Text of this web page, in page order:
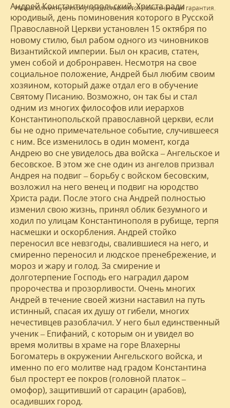
На выполненную икону предоставляется пожизненная гарантия.
Андрей Константинопольский, Христа ради
юродивый, день поминовения которого в Русской
Православной Церкви установлен 15 октября по
новому стилю, был рабом одного из чиновников
Византийской империи. Был он красив, статен,
умен собой и добронравен. Несмотря на свое
социальное положение, Андрей был любим своим
хозяином, который даже отдал его в обучение
Святому Писанию. Возможно, он так бы и стал
одним из многих философов или иерархов
Константинопольской православной церкви, если
бы не одно примечательное событие, случившееся
с ним. Все изменилось в один момент, когда
Андрею во сне увиделось два войска – Ангельское и
бесовское. В этом же сне один из ангелов призвал
Андрея на подвиг – борьбу с войском бесовским,
возложил на него венец и подвиг на юродство
Христа ради. После этого сна Андрей полностью
изменил свою жизнь, принял облик безумного и
ходил по улицам Константинополя в рубище, терпя
насмешки и оскорбления. Андрей стойко
переносил все невзгоды, свалившиеся на него, и
смиренно переносил и людское пренебрежение, и
мороз и жару и голод. За смирение и
долготерпение Господь его наградил даром
пророчества и прозорливости. Очень многих
Андрей в течение своей жизни наставил на путь
истинный, спасая их душу от гибели, многих
нечестивцев разоблачил. У него был единственный
ученик – Епифаний, с которым он и увидел во
время молитвы в храме на горе Влахерны
Богоматерь в окружении Ангельского войска, и
именно по его молитве над градом Константина
был простерт ее покров (головной платок –
омофор), защитивший от сарацин (арабов),
осадивших город.